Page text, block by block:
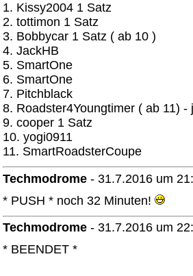
1. Kissy2004 1 Satz
2. tottimon 1 Satz
3. Bobbycar 1 Satz ( ab 10 )
4. JackHB
5. SmartOne
6. SmartOne
7. Pitchblack
8. Roadster4Youngtimer ( ab 11)
9. cooper 1 Satz
10. yogi0911
11. SmartRoadsterCoupe
Techmodrome - 31.7.2016 um
* PUSH * noch 32 Minuten!
Techmodrome - 31.7.2016 um
* BEENDET *